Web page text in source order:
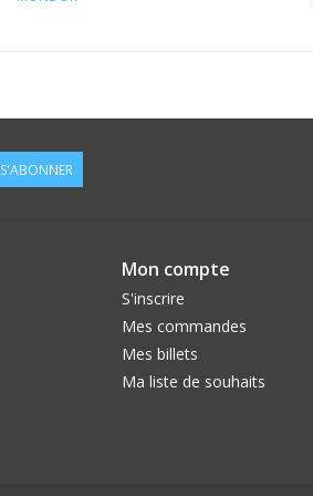
S'ABONNER
Mon compte
S'inscrire
Mes commandes
Mes billets
Ma liste de souhaits